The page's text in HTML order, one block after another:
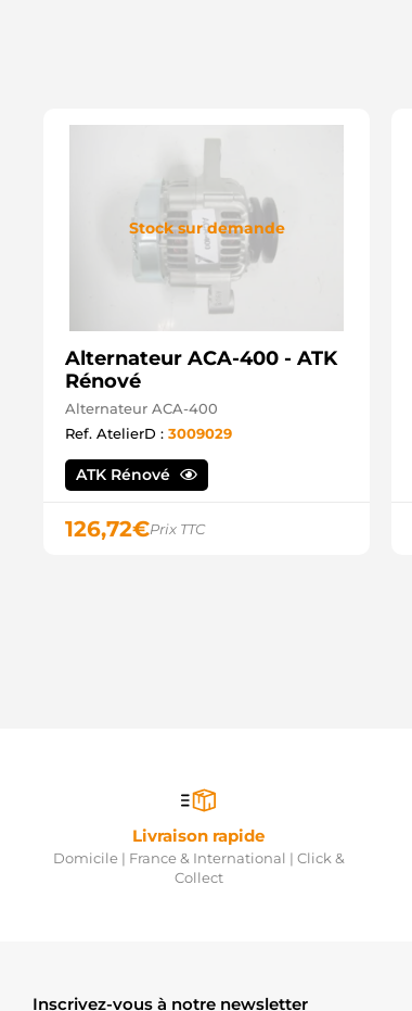
Stock sur demande
Alternateur ACA-400 - ATK
Rénové
Alternateur ACA-400
Ref. AtelierD : 3009029
ATK Rénové
126,72€Prix TTC
Livraison rapide
Domicile | France & International | Click &
Collect
Inscrivez-vous à notre newsletter